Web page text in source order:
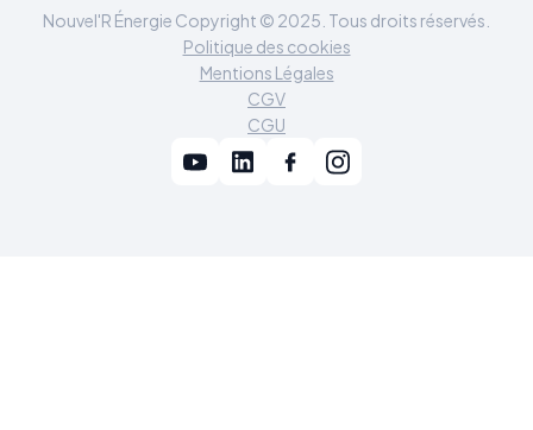
Nouvel'R Énergie Copyright © 2025. Tous droits réservés.
Politique des cookies
Mentions Légales
CGV
CGU